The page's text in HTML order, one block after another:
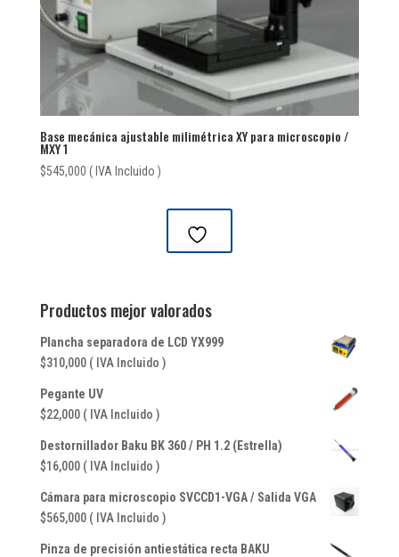
Base mecánica ajustable milimétrica XY para microscopio /
MXY 1
$545,000 ( IVA Incluido )
Productos mejor valorados
Plancha separadora de LCD YX999
$310,000 ( IVA Incluido )
Pegante UV
$22,000 ( IVA Incluido )
Destornillador Baku BK 360 / PH 1.2 (Estrella)
$16,000 ( IVA Incluido )
Cámara para microscopio SVCCD1-VGA / Salida VGA
$565,000 ( IVA Incluido )
Pinza de precisión antiestática recta BAKU